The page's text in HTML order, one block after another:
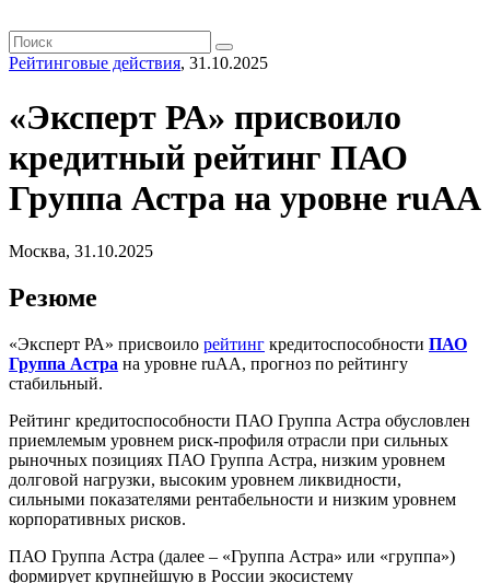
Рейтинговые действия, 31.10.2025
«Эксперт РА» присвоило
кредитный рейтинг ПАО
Группа Астра на уровне ruAA
Москва, 31.10.2025
Резюме
«Эксперт РА» присвоило рейтинг кредитоспособности ПАО
Группа Астра на уровне ruAA, прогноз по рейтингу
стабильный.
Рейтинг кредитоспособности ПАО Группа Астра обусловлен
приемлемым уровнем риск-профиля отрасли при сильных
рыночных позициях ПАО Группа Астра, низким уровнем
долговой нагрузки, высоким уровнем ликвидности,
сильными показателями рентабельности и низким уровнем
корпоративных рисков.
ПАО Группа Астра (далее – «Группа Астра» или «группа»)
формирует крупнейшую в России экосистему